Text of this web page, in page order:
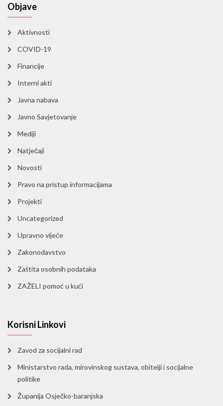
Objave
Aktivnosti
COVID-19
Financije
Interni akti
Javna nabava
Javno Savjetovanje
Mediji
Natječaji
Novosti
Pravo na pristup informacijama
Projekti
Uncategorized
Upravno vijeće
Zakonodavstvo
Zaštita osobnih podataka
ZAŽELI pomoć u kući
Korisni Linkovi
Zavod za socijalni rad
Ministarstvo rada, mirovinskog sustava, obitelji i socijalne
politike
Županija Osječko-baranjska